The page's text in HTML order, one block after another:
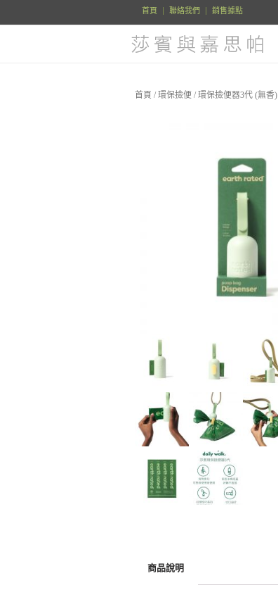
首頁 聯絡我們 銷售據點
首頁 /環保撿便 / 環保撿便器3代 (無香)
商品說明